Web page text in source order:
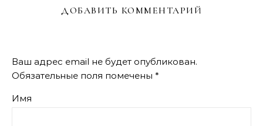
ДОБАВИТЬ КОММЕНТАРИЙ
Ваш адрес email не будет опубликован.
Обязательные поля помечены *
Имя